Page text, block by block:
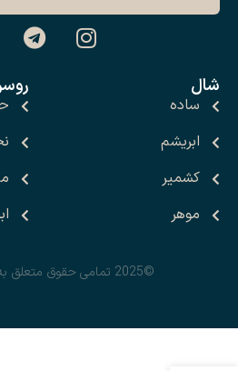
شال
ساده
ابریشم
کشمیر
موهر
©2025 تمامی حقوق متعلق به لئونارد می‌باشد.